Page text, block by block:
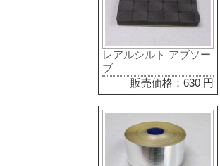
レアルシルト アブソー
ブ
販売価格：630 円